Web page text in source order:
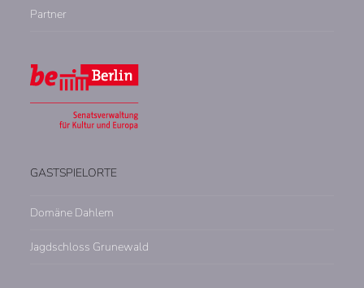
Partner
GASTSPIELORTE
Domäne Dahlem
Jagdschloss Grunewald